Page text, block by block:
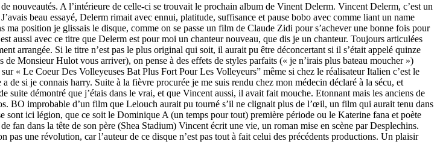
nouveautés. A l’intérieure de celle-ci se trouvait le prochain album de Vinent Delerm. Vincent Delerm, c’est un
beau essayé, Delerm rimait avec ennui, platitude, suffisance et pause bobo avec comme liant un name
position je glissais le disque, comme on se passe un film de Claude Zidi pour s’achever une bonne fois pour
aussi avec ce titre que Delerm est pour moi un chanteur nouveau, que dis je un chanteur. Toujours articulées
arrangée. Si le titre n’est pas le plus original qui soit, il aurait pu être déconcertant si il s’était appelé quinze
Monsieur Hulot vous arriver), on pense à des effets de styles parfaits (« je n’irais plus bateau moucher »)
« Le Coeur Des Volleyeuses Bat Plus Fort Pour Les Volleyeurs” même si chez le réalisateur Italien c’est le
si je connais harry. Suite à la fièvre procurée je me suis rendu chez mon médecin déclaré à la sécu, et
démontré que j’étais dans le vrai, et que Vincent aussi, il avait fait mouche. Etonnant mais les anciens de
BO improbable d’un film que Lelouch aurait pu tourné s’il ne clignait plus de l’œil, un film qui aurait tenu dans
sont ici légion, que ce soit le Dominique A (un temps pour tout) première période ou le Katerine fana et poète
dans la tête de son père (Shea Stadium) Vincent écrit une vie, un roman mise en scène par Desplechins.
une révolution, car l’auteur de ce disque n’est pas tout à fait celui des précédents productions. Un plaisir